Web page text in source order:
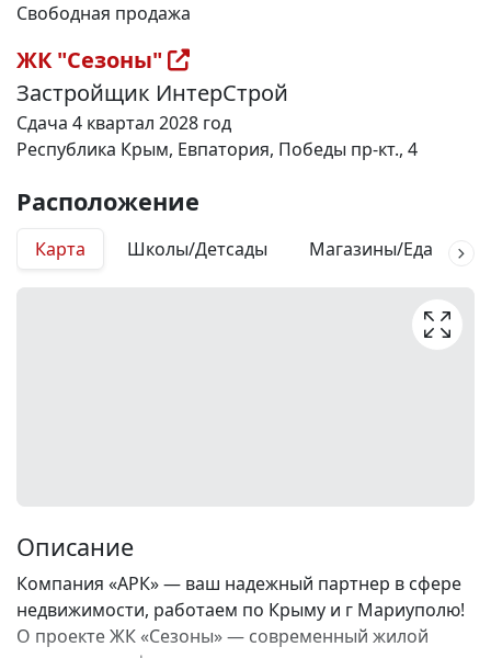
Свободная продажа
ЖК "Сезоны"
Застройщик ИнтерСтрой
Сдача 4 квартал 2028 год
Республика Крым, Евпатория, Победы пр-кт., 4
Расположение
Карта Школы/Детсады Магазины/Еда
Описание
Компания «АРК» — ваш надежный партнер в сфере
недвижимости, работаем по Крыму и г Мариуполю!
О проекте ЖК «Сезоны» — современный жилой